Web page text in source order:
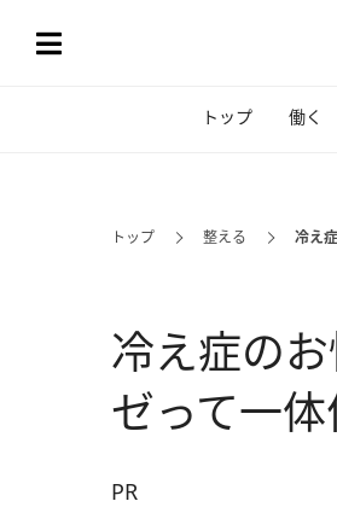
トップ 働く
トップ 整える 冷え
冷え症の
ゼって一体
PR